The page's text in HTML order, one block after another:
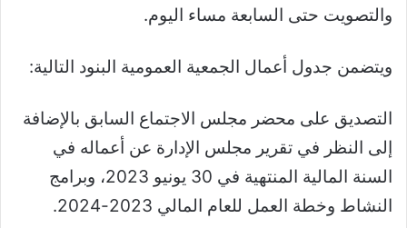
والتصويت حتى السابعة مساء اليوم.
ويتضمن جدول أعمال الجمعية العمومية البنود التالية:
التصديق على محضر مجلس الاجتماع السابق بالإضافة
إلى النظر في تقرير مجلس الإدارة عن أعماله في
السنة المالية المنتهية في 30 يونيو 2023، وبرامج
النشاط وخطة العمل للعام المالي 2023-2024
.